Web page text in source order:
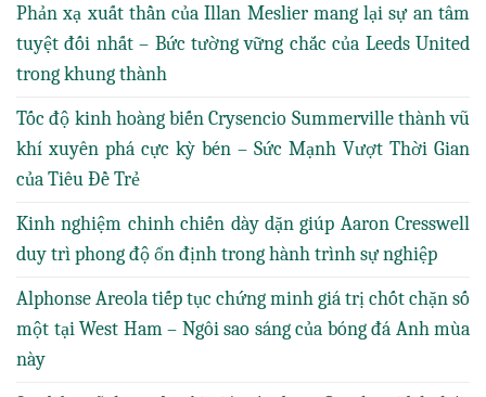
Phản xạ xuất thần của Illan Meslier mang lại sự an tâm
tuyệt đối nhất – Bức tường vững chắc của Leeds United
trong khung thành
Tốc độ kinh hoàng biến Crysencio Summerville thành vũ
khí xuyên phá cực kỳ bén – Sức Mạnh Vượt Thời Gian
của Tiêu Đề Trẻ
Kinh nghiệm chinh chiến dày dặn giúp Aaron Cresswell
duy trì phong độ ổn định trong hành trình sự nghiệp
Alphonse Areola tiếp tục chứng minh giá trị chốt chặn số
một tại West Ham – Ngôi sao sáng của bóng đá Anh mùa
này